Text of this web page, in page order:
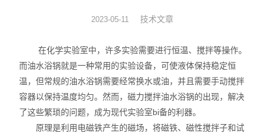
低温冷却液循环泵
高低温循环一体机
不锈钢高压反应釜
2023-05-11 技术文章
在化学实验室中，许多实验需要进行恒温、搅拌等操作。
而油水浴锅就是一种常用的实验设备，可使液体保持稳定恒
温，但常规的油水浴锅需要经常换水或油，并且需要手动搅拌
容器以保持温度均匀。然而，磁力搅拌油水浴锅的出现，解决
了这些繁琐的问题，成为现代实验室bi备的利器。
原理是利用电磁铁产生的磁场，将磁铁、磁性搅拌子和试